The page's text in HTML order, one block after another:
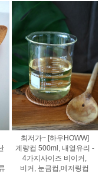
최저가~ [하우HOWW]
계량컵 500ml, 내열유리 -
4가지사이즈 비이커,
비커, 눈금컵,메저링컵